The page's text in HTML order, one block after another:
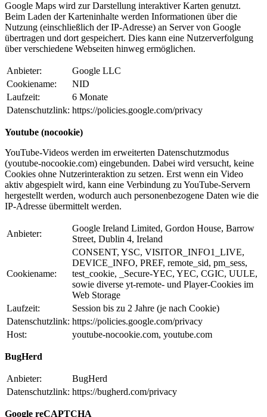
Google Maps wird zur Darstellung interaktiver Karten genutzt.
Beim Laden der Karteninhalte werden Informationen über die
Nutzung (einschließlich der IP-Adresse) an Server von Google
übertragen und dort gespeichert. Dies kann eine Nutzerverfolgung
über verschiedene Webseiten hinweg ermöglichen.
Anbieter:
Google LLC
Cookiename:
NID
Laufzeit:
6 Monate
Datenschutzlink: https://policies.google.com/privacy
Youtube (nocookie)
YouTube-Videos werden im erweiterten Datenschutzmodus
(youtube-nocookie.com) eingebunden. Dabei wird versucht, keine
Cookies ohne Nutzerinteraktion zu setzen. Erst wenn ein Video
aktiv abgespielt wird, kann eine Verbindung zu YouTube-Servern
hergestellt werden, wodurch auch personenbezogene Daten wie die
IP-Adresse übermittelt werden.
Anbieter:
Google Ireland Limited, Gordon House, Barrow
Street, Dublin 4, Ireland
Cookiename:
CONSENT, YSC, VISITOR_INFO1_LIVE,
DEVICE_INFO, PREF, remote_sid, pm_sess,
test_cookie, _Secure-YEC, YEC, CGIC, UULE,
sowie diverse yt-remote- und Player-Cookies im
Web Storage
Laufzeit:
Session bis zu 2 Jahre (je nach Cookie)
Datenschutzlink: https://policies.google.com/privacy
Host:
youtube-nocookie.com, youtube.com
BugHerd
Anbieter:
BugHerd
Datenschutzlink: https://bugherd.com/privacy
Google reCAPTCHA